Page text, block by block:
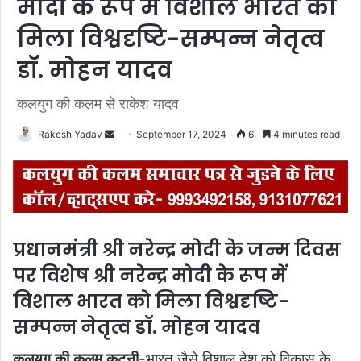
मोदी के रूप में विशाल भारत को
मिला विश्वदृष्टि-सम्पन्न नेतृत्व
डॉ. मोहन यादव
कलयुग की कलम से राकेश यादव
Rakesh Yadav
n
d
a
m
i
l
September 17, 2024 6 4 minutes read
प्रधानमंत्री श्री नरेन्द्र मोदी के जन्म दिवस
पर विशेष श्री नरेन्द्र मोदी के रूप में
विशाल भारत को मिला विश्वदृष्टि-
सम्पन्न नेतृत्व डॉ. मोहन यादव